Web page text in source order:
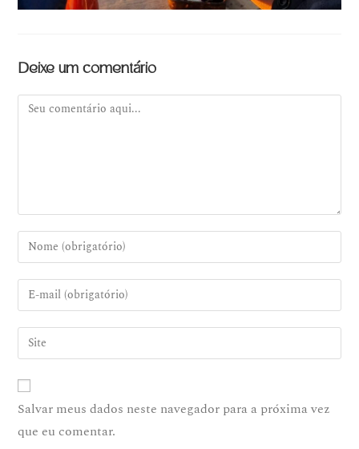
Deixe um comentário
Salvar meus dados neste navegador para a próxima vez
que eu comentar.